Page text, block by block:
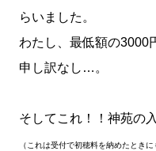
らいました。
わたし、最低額の3000
申し訳なし…。
そしてこれ！！神苑の
（これは受付で初穂料を納めたときに